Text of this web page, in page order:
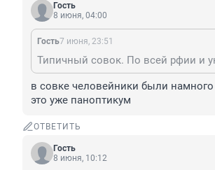
Гость
8 июня, 04:00
Гость7 июня, 23:51
в совке человейники были
это уже паноптикум
ОТВЕТИТЬ
Гость
8 июня, 10:12